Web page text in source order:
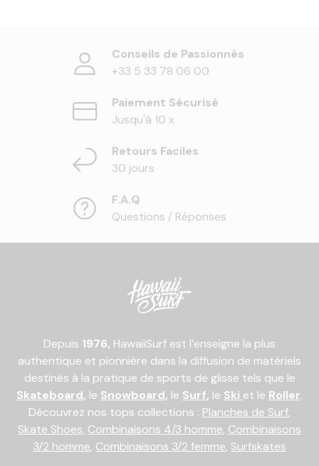
Conseils de Passionnés
+33 5 33 78 06 00
Paiement Sécurisé
Jusqu'à 10 x
Retours Faciles
30 jours
F.A.Q
Questions / Réponses
Depuis 1976, HawaiiSurf est l’enseigne la plus
authentique et pionnière dans la diffusion de matériels
destinés à la pratique de sports de glisse tels que le
Skateboard, le Snowboard, le Surf, le Ski et le Roller.
Découvrez nos tops collections : Planches de Surf,
Skate Shoes, Combinaisons 4/3 homme, Combinaisons
3/2 homme, Combinaisons 3/2 femme, Surfskates